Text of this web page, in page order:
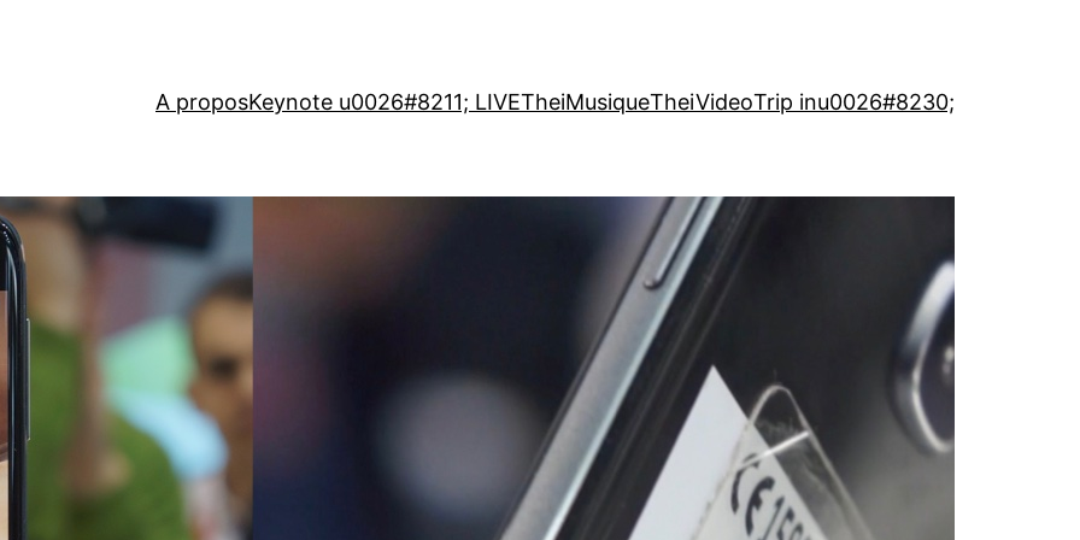
A proposKeynote u0026#8211; LIVETheiMusiqueTheiVideoTrip inu0026#8230;